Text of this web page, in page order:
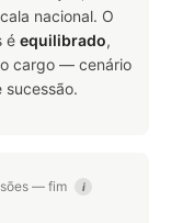
nacional. O
é equilibrado,
cargo — cenário
sucessão.
— fim i